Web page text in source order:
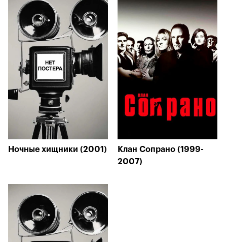
Ночные хищники (2001)
Клан Сопрано (1999-
2007)